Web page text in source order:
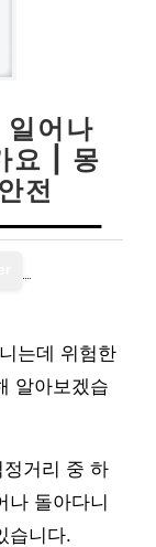
일어나
요 | 몽
전
는데 위험한
알아보겠습
거리 중 하
나 돌아다니
습니다.